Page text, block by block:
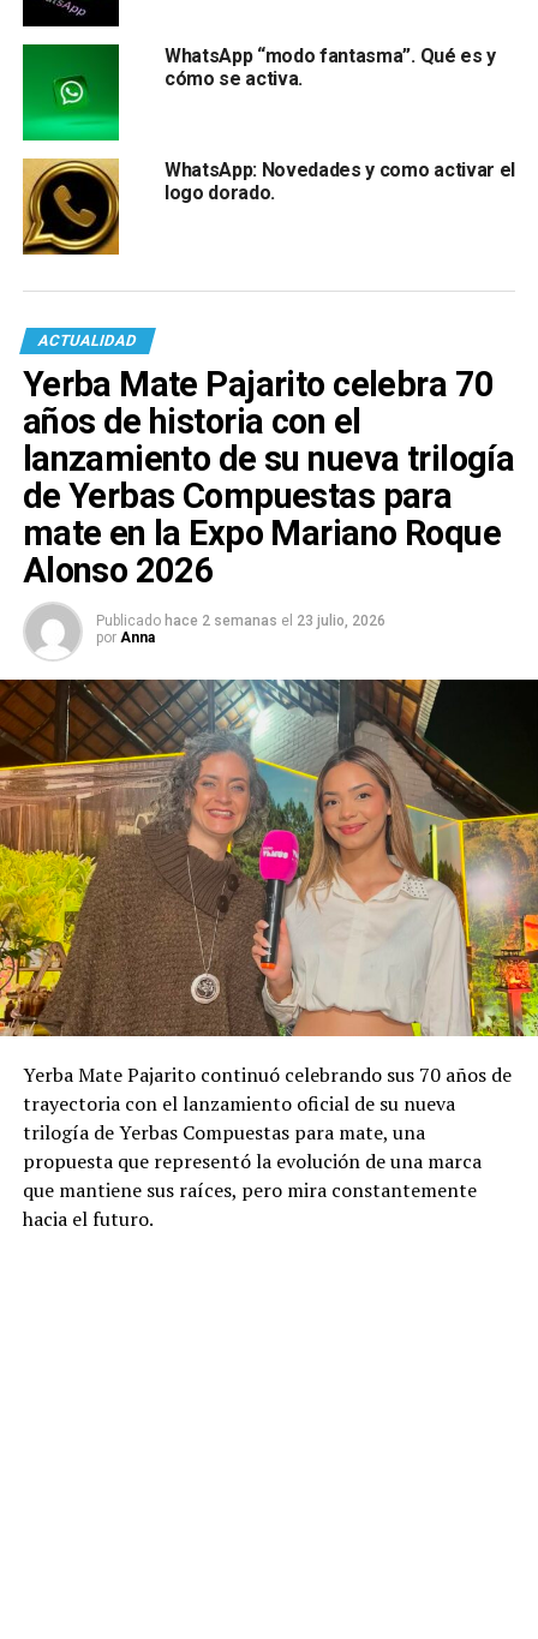
WhatsApp “modo fantasma”. Qué es y
cómo se activa.
WhatsApp: Novedades y como activar el
logo dorado.
ACTUALIDAD
Yerba Mate Pajarito celebra 70
años de historia con el
lanzamiento de su nueva trilogía
de Yerbas Compuestas para
mate en la Expo Mariano Roque
Alonso 2026
Publicado hace 2 semanas el 23 julio, 2026
por Anna
Yerba Mate Pajarito continuó celebrando sus 70 años de
trayectoria con el lanzamiento oficial de su nueva
trilogía de Yerbas Compuestas para mate, una
propuesta que representó la evolución de una marca
que mantiene sus raíces, pero mira constantemente
hacia el futuro.